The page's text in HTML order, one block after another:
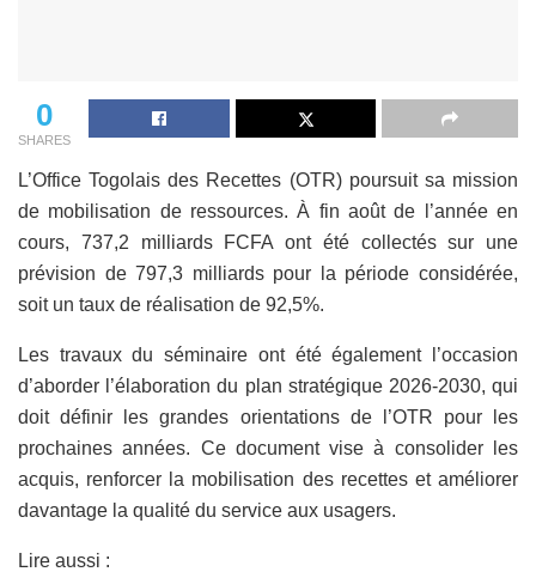
0
SHARES
L’Office Togolais des Recettes (OTR) poursuit sa mission
de mobilisation de ressources. À fin août de l’année en
cours, 737,2 milliards FCFA ont été collectés sur une
prévision de 797,3 milliards pour la période considérée,
soit un taux de réalisation de 92,5%.
Les travaux du séminaire ont été également l’occasion
d’aborder l’élaboration du plan stratégique 2026-2030, qui
doit définir les grandes orientations de l’OTR pour les
prochaines années. Ce document vise à consolider les
acquis, renforcer la mobilisation des recettes et améliorer
davantage la qualité du service aux usagers.
Lire aussi :